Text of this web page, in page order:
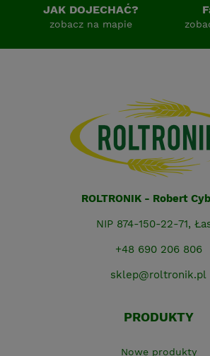
JAK DOJECHAĆ?
zobacz na mapie
ROLTRONIK - Robert
NIP 874-150-22-71,
+48 690 206 806
sklep@roltronik.pl
PRODUKTY
Nowe produkty